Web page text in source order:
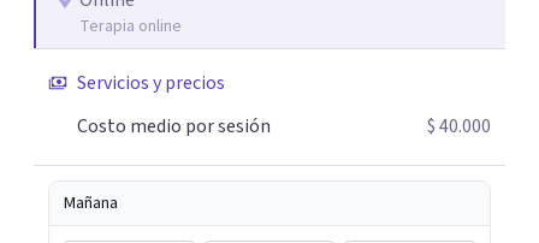
solución de estos cuadros con resultados muy buenos y
acompañarte. Si estás buscando un espacio de
acompañamiento profesional en español, escríbeme y
Terapia online
Servicios y precios
Costo medio por sesión
$ 40.000
Mañana